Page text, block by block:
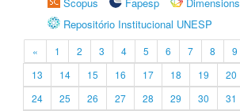
Repositório Institucional UNESP
« 1 2 3 4 5 6 7 8 9
13
14 15 16 17 18 19 20
24
25 26 27 28 29 30 31